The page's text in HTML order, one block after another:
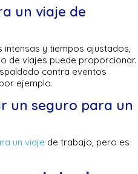
un viaje de
intensas y tiempos ajustados,
de viajes puede proporcionar.
contra eventos
ejemplo.
un seguro para un
un viaje de trabajo, pero es